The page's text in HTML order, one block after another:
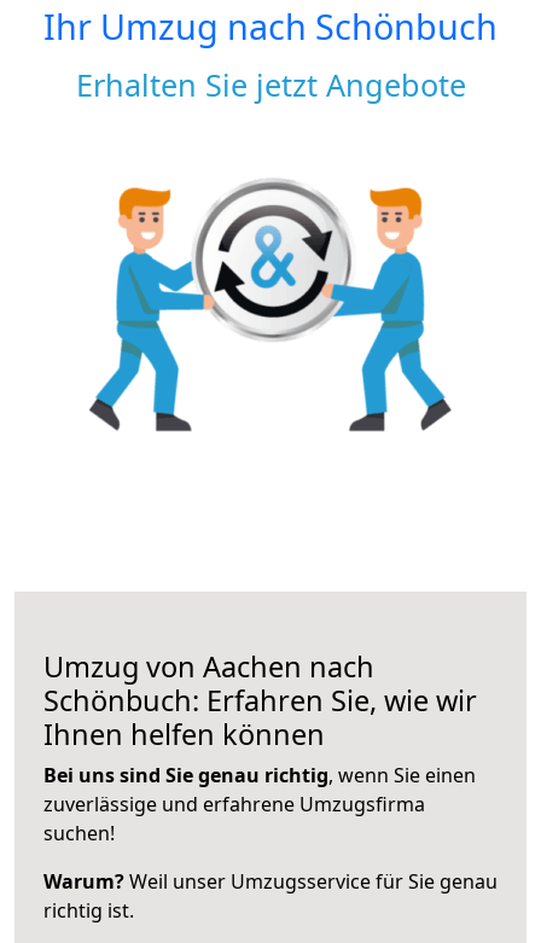
Ihr Umzug nach Schönbuch
Erhalten Sie jetzt Angebote
Umzug von Aachen nach
Schönbuch: Erfahren Sie, wie wir
Ihnen helfen können
Bei uns sind Sie genau richtig, wenn Sie einen
zuverlässige und erfahrene Umzugsfirma
suchen!
Warum?Weil unser Umzugsservice für Sie genau
richtig ist.